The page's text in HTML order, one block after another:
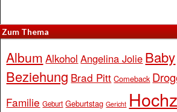
Zum Thema
Album Alkohol Angelina Jolie Baby
Beziehung Brad Pitt Comeback
Familie Geburt Geburtstag Gericht